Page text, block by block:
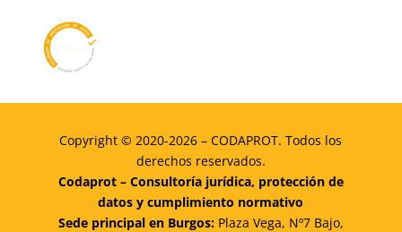
Copyright © 2020-2026 – CODAPROT. Todos los
derechos reservados.
Codaprot – Consultoría jurídica, protección de
datos y cumplimiento normativo
Sede principal en Burgos: Plaza Vega, Nº7 Bajo,